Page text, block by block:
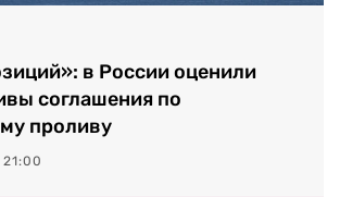
в России оценили
соглашения по
проливу